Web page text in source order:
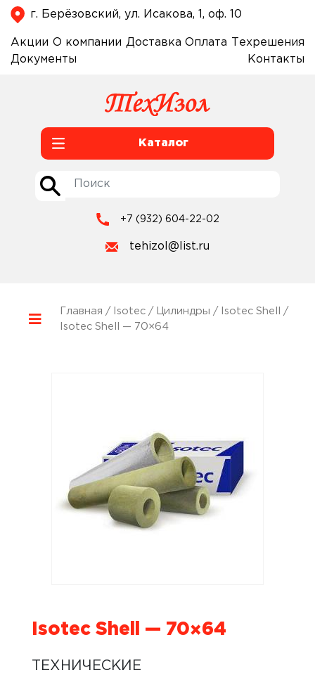
г. Берёзовский, ул. Исакова, 1, оф. 10
Акции О компании Доставка Оплата
Техрешения
Документы
Контакты
Каталог
+7 (932) 604-22-02
tehizol@list.ru
Главная / Isotec/ Цилиндры / Isotec Shell
/
Isotec Shell — 70×64
Isotec Shell — 70×64
ТЕХНИЧЕСКИЕ